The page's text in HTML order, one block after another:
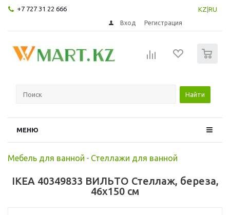
+7 727 31 22 666 KZ RU
Вход Регистрация
Найти
МЕНЮ
Мебель для ванной - Стеллажи для ванной
IKEA 40349833 ВИЛЬТО Стеллаж, береза,
46x150 см